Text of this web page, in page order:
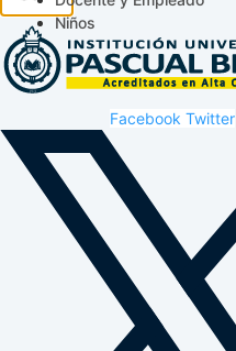
Niños
Facebook Twitter